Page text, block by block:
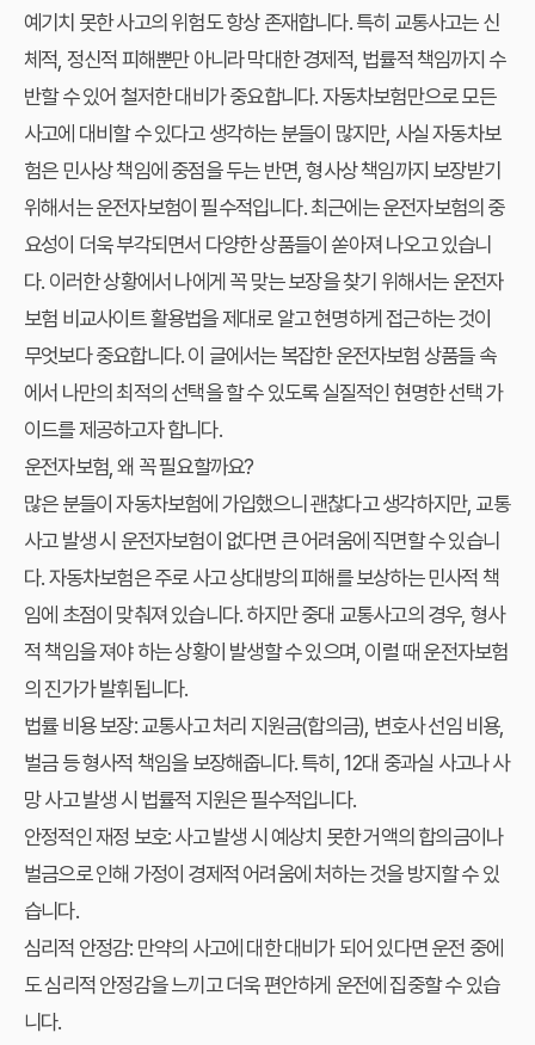
예기치 못한 사고의 위험도 항상 존재합니다. 특히 교통사고는 신
체적, 정신적 피해뿐만 아니라 막대한 경제적, 법률적 책임까지 수
반할 수 있어 철저한 대비가 중요합니다. 자동차보험만으로 모든
사고에 대비할 수 있다고 생각하는 분들이 많지만, 사실 자동차보
험은 민사상 책임에 중점을 두는 반면, 형사상 책임까지 보장받기
위해서는 운전자보험이 필수적입니다. 최근에는 운전자보험의 중
요성이 더욱 부각되면서 다양한 상품들이 쏟아져 나오고 있습니
다. 이러한 상황에서 나에게 꼭 맞는 보장을 찾기 위해서는운전자
보험 비교사이트 활용법을 제대로 알고 현명하게 접근하는 것이
무엇보다 중요합니다. 이 글에서는 복잡한 운전자보험 상품들 속
에서 나만의 최적의 선택을 할 수 있도록 실질적인현명한 선택 가
이드를 제공하고자 합니다.
운전자보험, 왜 꼭 필요할까요?
많은 분들이 자동차보험에 가입했으니 괜찮다고 생각하지만, 교통
사고 발생 시 운전자보험이 없다면 큰 어려움에 직면할 수 있습니
다. 자동차보험은 주로 사고 상대방의 피해를 보상하는 민사적 책
임에 초점이 맞춰져 있습니다. 하지만 중대 교통사고의 경우, 형사
적 책임을 져야 하는 상황이 발생할 수 있으며, 이럴 때 운전자보험
의 진가가 발휘됩니다.
법률 비용 보장:교통사고 처리 지원금(합의금), 변호사 선임 비용,
벌금 등 형사적 책임을 보장해줍니다. 특히, 12대 중과실 사고나 사
망 사고 발생 시 법률적 지원은 필수적입니다.
안정적인 재정 보호:사고 발생 시 예상치 못한 거액의 합의금이나
벌금으로 인해 가정이 경제적 어려움에 처하는 것을 방지할 수 있
습니다.
심리적 안정감: 만약의 사고에 대한 대비가 되어 있다면 운전 중에
도 심리적 안정감을 느끼고 더욱 편안하게 운전에 집중할 수 있습
니다.